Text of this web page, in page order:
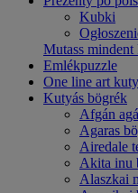
Kubki
Mutass mindent
Emlékpuzzle
One line art
Kutyás bögrék
Afgán
Agaras
Airedale
Akita inu
Alaszkai